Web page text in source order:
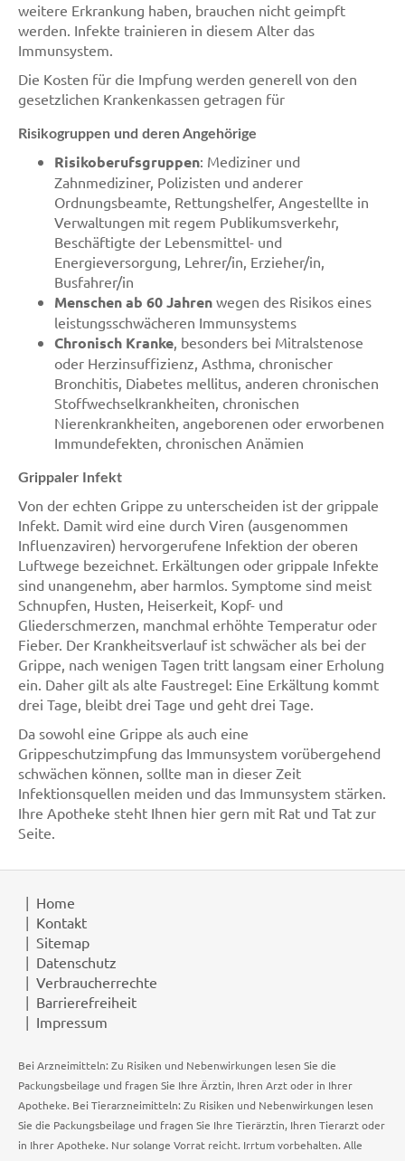
weitere Erkrankung haben, brauchen nicht geimpft
werden. Infekte trainieren in diesem Alter das
Immunsystem.
Die Kosten für die Impfung werden generell von den
gesetzlichen Krankenkassen getragen für
Risikogruppen und deren Angehörige
Risikoberufsgruppen: Mediziner und
Zahnmediziner, Polizisten und anderer
Ordnungsbeamte, Rettungshelfer, Angestellte in
Verwaltungen mit regem Publikumsverkehr,
Beschäftigte der Lebensmittel- und
Energieversorgung, Lehrer/in, Erzieher/in,
Busfahrer/in
Menschen ab 60 Jahren wegen des Risikos eines
leistungsschwächeren Immunsystems
Chronisch Kranke, besonders bei Mitralstenose
oder Herzinsuffizienz, Asthma, chronischer
Bronchitis, Diabetes mellitus, anderen chronischen
Stoffwechselkrankheiten, chronischen
Nierenkrankheiten, angeborenen oder erworbenen
Immundefekten, chronischen Anämien
Grippaler Infekt
Von der echten Grippe zu unterscheiden ist der grippale
Infekt. Damit wird eine durch Viren (ausgenommen
Influenzaviren) hervorgerufene Infektion der oberen
Luftwege bezeichnet. Erkältungen oder grippale Infekte
sind unangenehm, aber harmlos. Symptome sind meist
Schnupfen, Husten, Heiserkeit, Kopf- und
Gliederschmerzen, manchmal erhöhte Temperatur oder
Fieber. Der Krankheitsverlauf ist schwächer als bei der
Grippe, nach wenigen Tagen tritt langsam einer Erholung
ein. Daher gilt als alte Faustregel: Eine Erkältung kommt
drei Tage, bleibt drei Tage und geht drei Tage.
Da sowohl eine Grippe als auch eine
Grippeschutzimpfung das Immunsystem vorübergehend
schwächen können, sollte man in dieser Zeit
Infektionsquellen meiden und das Immunsystem stärken.
Ihre Apotheke steht Ihnen hier gern mit Rat und Tat zur
Seite.
Home
Kontakt
Sitemap
Datenschutz
Verbraucherrechte
Barrierefreiheit
Impressum
Bei Arzneimitteln: Zu Risiken und Nebenwirkungen lesen Sie die
Packungsbeilage und fragen Sie Ihre Ärztin, Ihren Arzt oder in Ihrer
Apotheke. Bei Tierarzneimitteln: Zu Risiken und Nebenwirkungen lesen
Sie die Packungsbeilage und fragen Sie Ihre Tierärztin, Ihren Tierarzt oder
in Ihrer Apotheke. Nur solange Vorrat reicht. Irrtum vorbehalten. Alle